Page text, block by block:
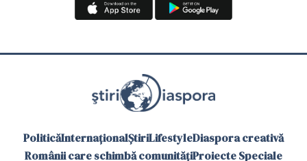
PoliticăInternaționalȘtiriLifestyleDiaspora creativă
Românii care schimbă comunitățiProiecte Speciale